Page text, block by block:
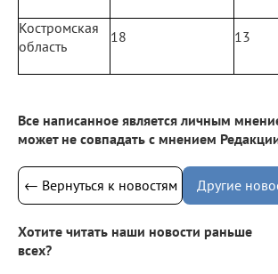
Костромская
область
18 13
Все написанное является личным
может не совпадать с мнением
← Вернуться к новостям Другие
Хотите читать наши новости раньше
всех?